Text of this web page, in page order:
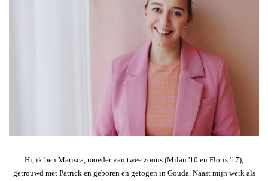
Hi, ik ben Marisca, moeder van twee zoons (Milan '10 en Floris '17),
getrouwd met Patrick en geboren en getogen in Gouda. Naast mijn werk als